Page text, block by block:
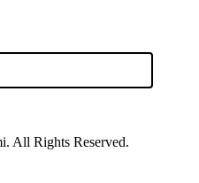
All Rights Reserved.